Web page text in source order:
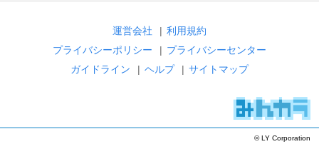
運営会社 | 利用規約
プライバシーポリシー
| プライバシーセンター
ガイドライン
| ヘルプ | サイトマップ
© LY Corporation